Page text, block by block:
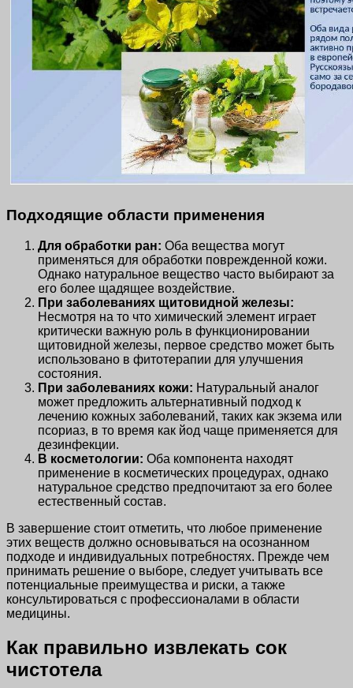
Подходящие области применения
Для обработки ран: Оба вещества могут
применяться для обработки поврежденной кожи.
Однако натуральное вещество часто выбирают за
его более щадящее воздействие.
При заболеваниях щитовидной железы:
Несмотря на то что химический элемент играет
критически важную роль в функционировании
щитовидной железы, первое средство может быть
использовано в фитотерапии для улучшения
состояния.
При заболеваниях кожи: Натуральный аналог
может предложить альтернативный подход к
лечению кожных заболеваний, таких как экзема или
псориаз, в то время как йод чаще применяется для
дезинфекции.
В косметологии: Оба компонента находят
применение в косметических процедурах, однако
натуральное средство предпочитают за его более
естественный состав.
В завершение стоит отметить, что любое применение
этих веществ должно основываться на осознанном
подходе и индивидуальных потребностях. Прежде чем
принимать решение о выборе, следует учитывать все
потенциальные преимущества и риски, а также
консультироваться с профессионалами в области
медицины.
Как правильно извлекать сок
чистотела